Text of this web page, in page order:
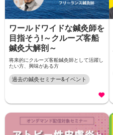
ワールドワイドな鍼灸師を
目指そう!～クルーズ客船
鍼灸大解剖～
将来的にクルーズ客船鍼灸師として活躍し
たい方、興味がある方
過去の鍼灸セミナー&イベント